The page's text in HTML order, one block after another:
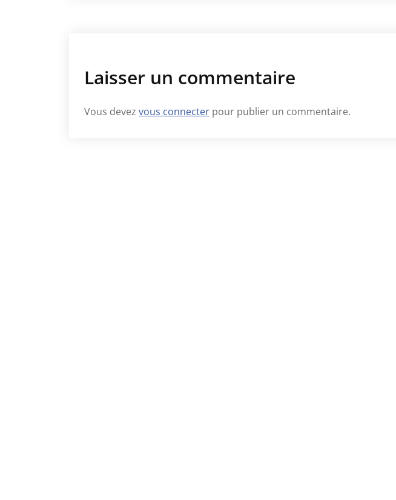
Laisser un commentaire
Vous devez vous connecter pour publier un commentaire.